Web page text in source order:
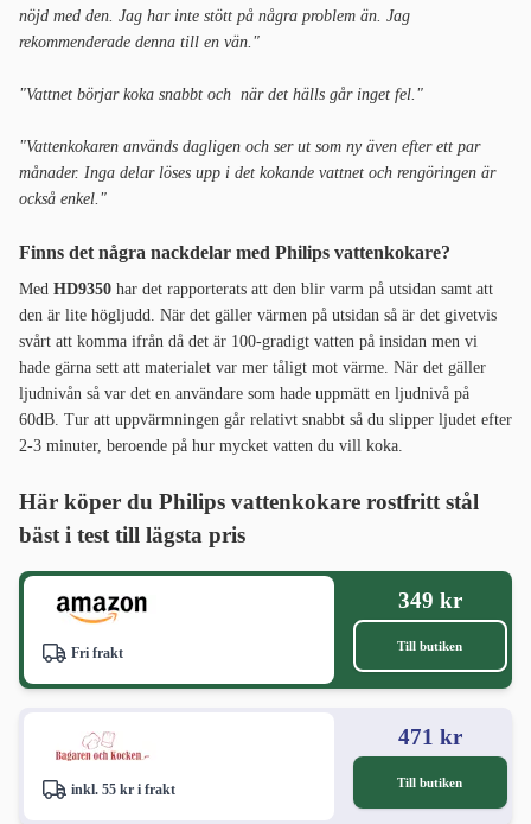
nöjd med den. Jag har inte stött på några problem än. Jag
rekommenderade denna till en vän."
"Vattnet börjar koka snabbt och när det hälls går inget fel."
"Vattenkokaren används dagligen och ser ut som ny även efter ett par
månader. Inga delar löses upp i det kokande vattnet och rengöringen är
också enkel."
Finns det några nackdelar med Philips vattenkokare?
Med HD9350 har det rapporterats att den blir varm på utsidan samt att
den är lite högljudd. När det gäller värmen på utsidan så är det givetvis
svårt att komma ifrån då det är 100-gradigt vatten på insidan men vi
hade gärna sett att materialet var mer tåligt mot värme. När det gäller
ljudnivån så var det en användare som hade uppmätt en ljudnivå på
60dB. Tur att uppvärmningen går relativt snabbt så du slipper ljudet efter
2-3 minuter, beroende på hur mycket vatten du vill koka.
Här köper du Philips vattenkokare rostfritt stål
bäst i test till lägsta pris
Fri frakt
349 kr
Till butiken
inkl. 55 kr i frakt
471 kr
Till butiken